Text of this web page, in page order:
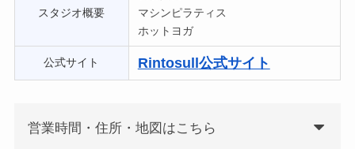
スタジオ概要
マシンピラティス
ホットヨガ
公式サイト Rintosull公式サイト
営業時間・住所・地図はこちら